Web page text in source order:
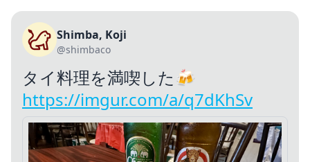
Shimba, Koji
@shimbaco
タイ料理を満喫した🍻
https://imgur.com/a/q7dKhSv